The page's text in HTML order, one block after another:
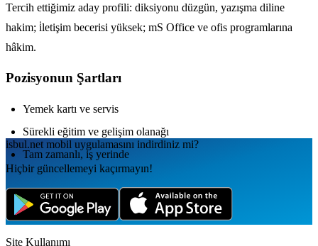
Tercih ettiğimiz aday profili: diksiyonu düzgün, yazışma diline
hakim; i̇letişim becerisi yüksek; mS Office ve ofis programlarına
hâkim.
Pozisyonun Şartları
Yemek kartı ve servis
Sürekli eğitim ve gelişim olanağı
Tam zamanlı, iş yerinde
isbul.net mobil uygulamаsını indirdiniz mi?
Hiçbir güncellemeyi kaçırmayın!
Site Kullanımı